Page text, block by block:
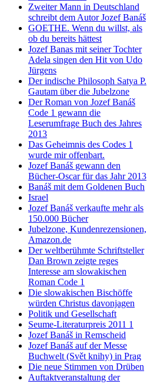
Zweiter Mann in Deutschland
schreibt dem Autor Jozef Banáš
GOETHE. Wenn du willst, als
ob du bereits hättest
Jozef Banas mit seiner Tochter
Adela singen den Hit von Udo
Jürgens
Der indische Philosoph Satya P.
Gautam über die Jubelzone
Der Roman von Jozef Banáš
Code 1 gewann die
Leserumfrage Buch des Jahres
2013
Das Geheimnis des Codes 1
wurde mir offenbart.
Jozef Banáš gewann den
Bücher-Oscar für das Jahr 2013
Banáš mit dem Goldenen Buch
Israel
Jozef Banáš verkaufte mehr als
150.000 Bücher
Jubelzone, Kundenrezensionen,
Amazon.de
Der weltberühmte Schriftsteller
Dan Brown zeigte reges
Interesse am slowakischen
Roman Code 1
Die slowakischen Bischöffe
würden Christus davonjagen
Politik und Gesellschaft
Seume-Literaturpreis 2011 1
Jozef Banáš in Remscheid
Jozef Banáš auf der Messe
Buchwelt (Svět knihy) in Prag
Die neue Stimmen von Drüben
Auftaktveranstaltung der